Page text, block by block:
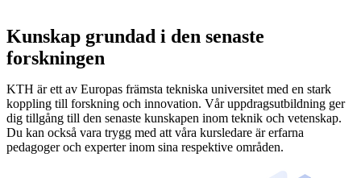
Kunskap grundad i den senaste
forskningen
KTH är ett av Europas främsta tekniska universitet med en stark
koppling till forskning och innovation. Vår uppdragsutbildning ger
dig tillgång till den senaste kunskapen inom teknik och vetenskap.
Du kan också vara trygg med att våra kursledare är erfarna
pedagoger och experter inom sina respektive områden.